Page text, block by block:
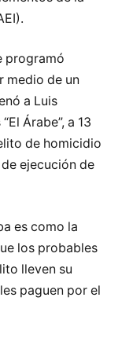
programó
medio de un
a Luis
Árabe”, a 13
de homicidio
ejecución de
es como la
los probables
lleven su
paguen por el